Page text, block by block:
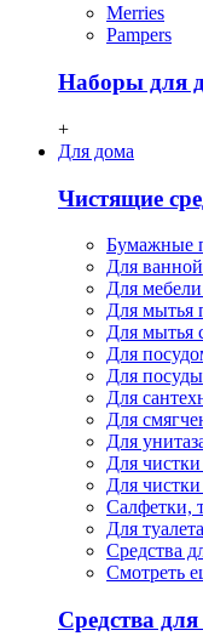
Merries
Pampers
Наборы для
+
Для дома
Чистящие
Бумажные
Для
Для
Для мытья
Для мытья
Для
Для посуды
Для
Для
Для
Для
Для
Салфетки,
Для туалета
Средства
Смотреть
Средства